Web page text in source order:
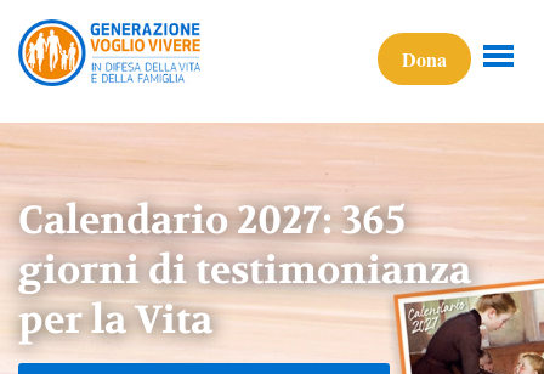
Dona
Calendario 2027: 365
giorni di testimonianza
per la Vita